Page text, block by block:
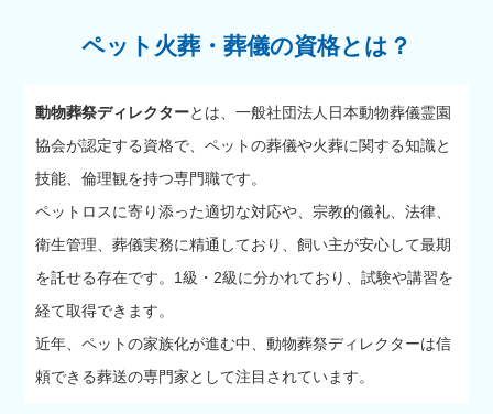
ペット火葬・葬儀の資格とは？
動物葬祭ディレクターとは、一般社団法人日本動物葬儀霊園
協会が認定する資格で、ペットの葬儀や火葬に関する知識と
技能、倫理観を持つ専門職です。
ペットロスに寄り添った適切な対応や、宗教的儀礼、法律、
衛生管理、葬儀実務に精通しており、飼い主が安心して最期
を託せる存在です。1級・2級に分かれており、試験や講習を
経て取得できます。
近年、ペットの家族化が進む中、動物葬祭ディレクターは信
頼できる葬送の専門家として注目されています。